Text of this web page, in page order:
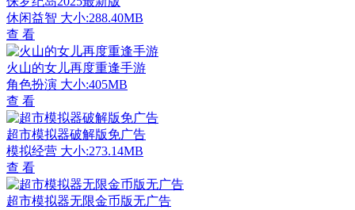
休闲益智 大小:288.40MB
查 看
火山的女儿再度重逢手游
角色扮演 大小:405MB
查 看
超市模拟器破解版免广告
模拟经营 大小:273.14MB
查 看
超市模拟器无限金币版无广告